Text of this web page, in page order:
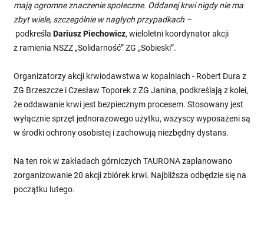
mają ogromne znaczenie społeczne. Oddanej krwi nigdy nie ma
zbyt wiele, szczególnie w nagłych przypadkach –
podkreśla Dariusz Piechowicz, wieloletni koordynator akcji
z ramienia NSZZ „Solidarność” ZG „Sobieski”.
Organizatorzy akcji krwiodawstwa w kopalniach - Robert Dura z
ZG Brzeszcze i Czesław Toporek z ZG Janina, podkreślają z kolei,
że oddawanie krwi jest bezpiecznym procesem. Stosowany jest
wyłącznie sprzęt jednorazowego użytku, wszyscy wyposażeni są
w środki ochrony osobistej i zachowują niezbędny dystans.
Na ten rok w zakładach górniczych TAURONA zaplanowano
zorganizowanie 20 akcji zbiórek krwi. Najbliższa odbędzie się na
początku lutego.